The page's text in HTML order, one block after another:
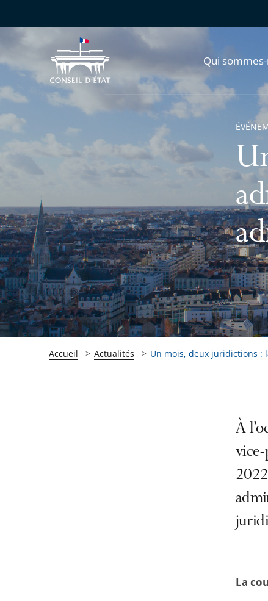
Qui
Accueil Actualités Un mois, deux juridictions :
À
La